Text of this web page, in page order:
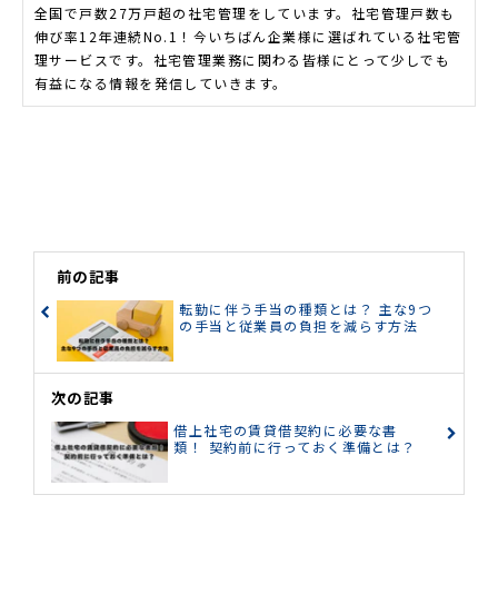
全国で戸数27万戸超の社宅管理をしています。社宅管理戸数も
伸び率12年連続No.1！今いちばん企業様に選ばれている社宅管
理サービスです。社宅管理業務に関わる皆様にとって少しでも
有益になる情報を発信していきます。
前の記事
転勤に伴う手当の種類とは？ 主な9つ
の手当と従業員の負担を減らす方法
次の記事
借上社宅の賃貸借契約に必要な書
類！ 契約前に行っておく準備とは？